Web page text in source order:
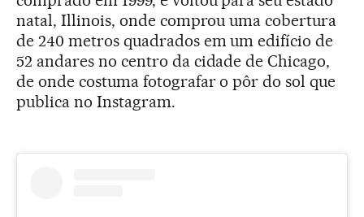
natal, Illinois, onde comprou uma cobertura
de 240 metros quadrados em um edifício de
52 andares no centro da cidade de Chicago,
de onde costuma fotografar o pôr do sol que
publica no Instagram.